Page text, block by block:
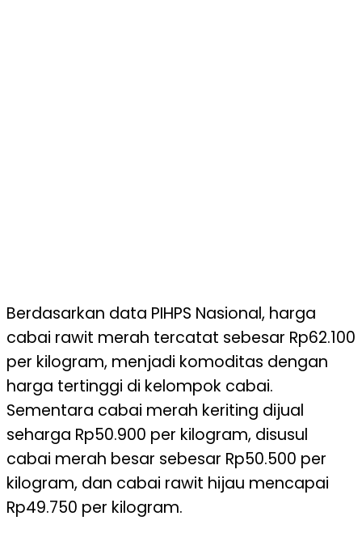
Berdasarkan data PIHPS Nasional, harga
cabai rawit merah tercatat sebesar Rp62.100
per kilogram, menjadi komoditas dengan
harga tertinggi di kelompok cabai.
Sementara cabai merah keriting dijual
seharga Rp50.900 per kilogram, disusul
cabai merah besar sebesar Rp50.500 per
kilogram, dan cabai rawit hijau mencapai
Rp49.750 per kilogram.